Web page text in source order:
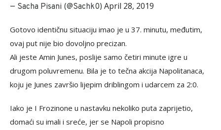
— Sacha Pisani (@Sachk0) April 28, 2019
Gotovo identičnu situaciju imao je u 37. minutu, međutim,
ovaj put nije bio dovoljno precizan.
Ali jeste Amin Junes, poslije samo četiri minute igre u
drugom poluvremenu. Bila je to tečna akcija Napolitanaca,
koju je Junes završio lijepim driblingom i udarcem za 2:0.
Iako je I Frozinone u nastavku nekoliko puta zaprijetio,
domaći su imali i sreće, jer se Napoli propisno